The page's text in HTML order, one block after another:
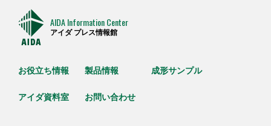
AIDA Information Center
アイダ プレス情報館
お役立ち情報 製品情報 成形サンプル
アイダ資料室 お問い合わせ